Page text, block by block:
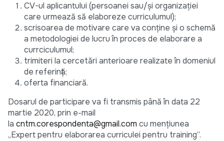
CV-ul aplicantului (persoanei sau/și organizației
care urmează să elaboreze curriculumul);
scrisoarea de motivare care va conține și o schemă
a metodologiei de lucru în proces de elaborare a
currciculumul;
trimiteri la cercetări anterioare realizate în domeniul
de referință;
oferta financiară.
Dosarul de participare va fi transmis până în data 22
martie 2020, prin e-mail
la cntm.corespondenta@gmail.com cu mențiunea
„Expert pentru elaborarea curriculei pentru training”.